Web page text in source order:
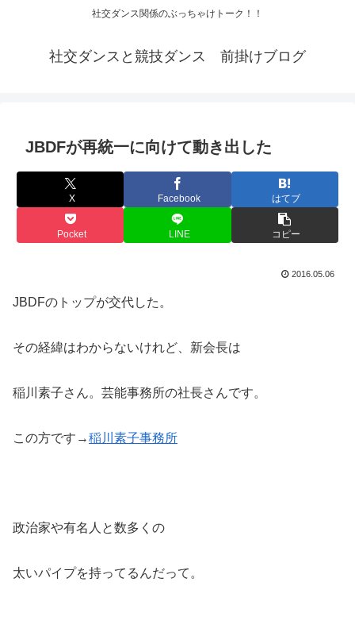
社交ダンス関係のぶっちゃけトーク！！
社交ダンスと競技ダンス 前掛けブログ
JBDFが再統一に向けて動き出した
X Facebook はてブ
Pocket LINE コピー
2016.05.06
JBDFのトップが交代した。
その経緯はわからないけれど、新会長は
稲川素子さん。芸能事務所の社長さんです。
この方です→稲川素子事務所
政治家や有名人と数多くの
太いパイプを持ってるんだって。